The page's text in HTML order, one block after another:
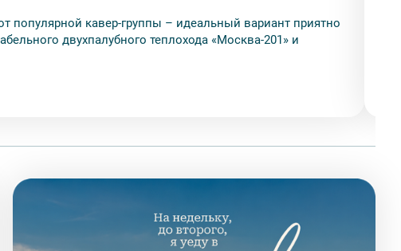
кавер-группы – идеальный вариант приятно
двухпалубного теплохода «Москва-201» и